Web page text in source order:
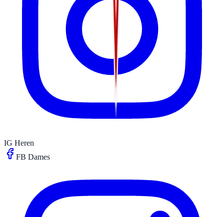
IG Heren
FB Dames